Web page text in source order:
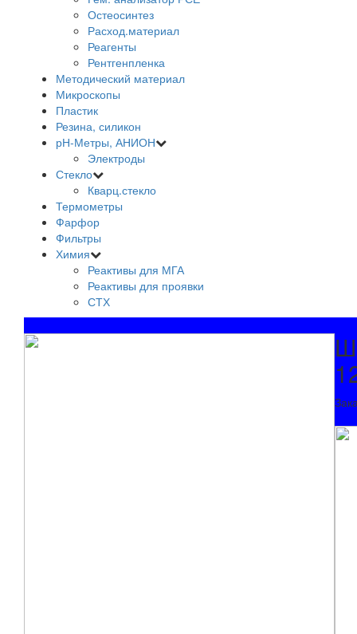
Остеосинтез
Расход.материал
Реагенты
Рентгенпленка
Методический материал
Микроскопы
Пластик
Резина, силикон
рН-Метры, АНИОН
Электроды
Стекло
Кварц.стекло
Термометры
Фарфор
Фильтры
Химия
Реактивы для МГА
Реактивы для проявки
СТХ